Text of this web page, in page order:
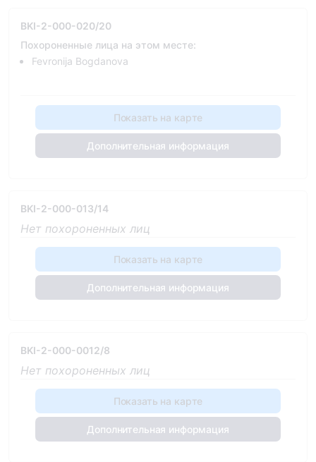
BKI-2-000-020/20
Похороненные лица на этом месте:
Fevronija Bogdanova
Показать на карте
Дополнительная информация
BKI-2-000-013/14
Нет похороненных лиц
Показать на карте
Дополнительная информация
BKI-2-000-0012/8
Нет похороненных лиц
Показать на карте
Дополнительная информация